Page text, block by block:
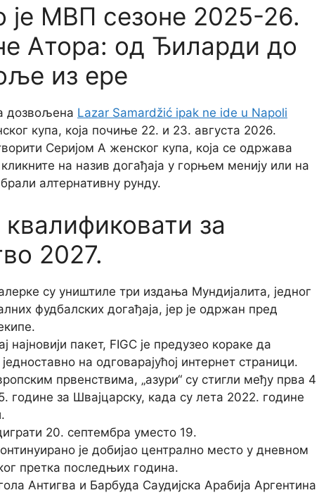
МВП сезоне 2025-26.
Атора: од Ђиларди до
из ере
дозвољена Lazar Samardžić ipak ne ide u Napoli
купа, која почиње 22. и 23. августа 2026.
Серијом А женског купа, која се одржава
на назив догађаја у горњем менију или на
алтернативну рунду.
за
2027.
су уништиле три издања Мундијалита, једног
фудбалских догађаја, јер је одржан пред
најновији пакет, FIGC је предузео кораке да
на одговарајућој интернет страници.
првенствима, „азури“ су стигли међу прва 4
године за Швајцарску, када су лета 2022. године
20. септембра уместо 19.
је добијао централно место у дневном
претка последњих година.
Антигва и Барбуда Саудијска Арабија Аргентина